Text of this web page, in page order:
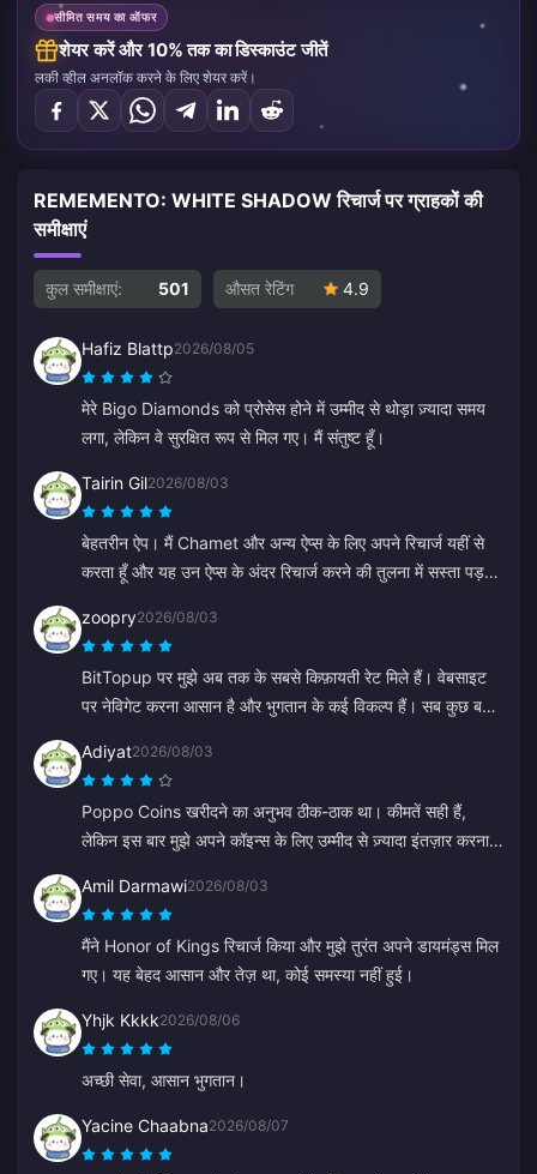
सीमित समय का ऑफर
शेयर करें और 10% तक का डिस्काउंट जीतें
लकी व्हील अनलॉक करने के लिए शेयर करें।
REMEMENTO: WHITE SHADOW रिचार्ज पर ग्राहकों की
समीक्षाएं
कुल समीक्षाएं: 501 औसत रेटिंग 4.9
Hafiz Blattp2026/08/05
मेरे Bigo Diamonds को प्रोसेस होने में उम्मीद से थोड़ा ज़्यादा समय
लगा, लेकिन वे सुरक्षित रूप से मिल गए। मैं संतुष्ट हूँ।
Tairin Gil2026/08/03
बेहतरीन ऐप। मैं Chamet और अन्य ऐप्स के लिए अपने रिचार्ज यहीं से
करता हूँ और यह उन ऐप्स के अंदर रिचार्ज करने की तुलना में सस्ता पड़ता
zoopry2026/08/03
BitTopup पर मुझे अब तक के सबसे किफ़ायती रेट मिले हैं। वेबसाइट
पर नेविगेट करना आसान है और भुगतान के कई विकल्प हैं। सब कुछ बहुत
Adiyat2026/08/03
Poppo Coins खरीदने का अनुभव ठीक-ठाक था। कीमतें सही हैं,
लेकिन इस बार मुझे अपने कॉइन्स के लिए उम्मीद से ज़्यादा इंतज़ार करना
Amil Darmawi2026/08/03
मैंने Honor of Kings रिचार्ज किया और मुझे तुरंत अपने डायमंड्स मिल
गए। यह बेहद आसान और तेज़ था, कोई समस्या नहीं हुई।
Yhjk Kkkk2026/08/06
अच्छी सेवा, आसान भुगतान।
Yacine Chaabna2026/08/07